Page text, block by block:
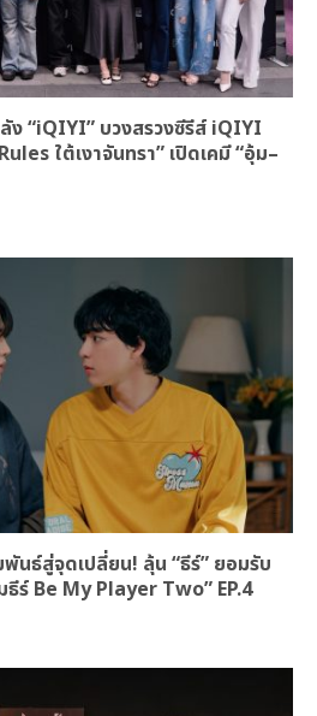
“iQIYI” บวงสรวงซีรีส์ iQIYI
ใต้เงาจันทรา” เปิดเคมี “อุ้ม–
นธ์สู่จุดเปลี่ยน! ลุ้น “ธีร์” ยอมรับ
ธีร์ Be My Player Two” EP.4